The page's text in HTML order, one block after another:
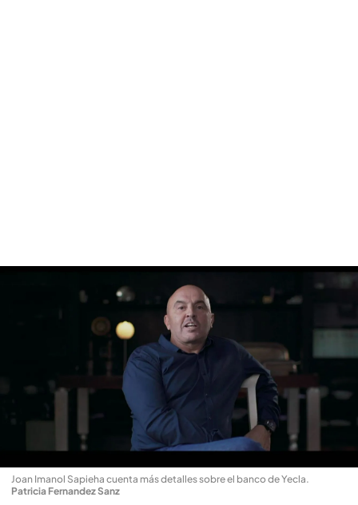
Joan Imanol Sapieha cuenta más detalles sobre el banco de Yecla.
Patricia Fernandez Sanz